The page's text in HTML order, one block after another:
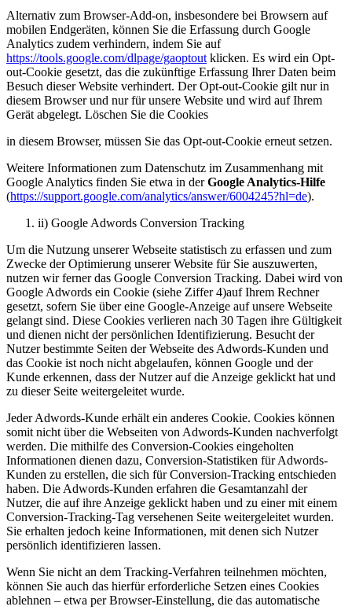
Alternativ zum Browser-Add-on, insbesondere bei Browsern auf
mobilen Endgeräten, können Sie die Erfassung durch Google
Analytics zudem verhindern, indem Sie auf
https://tools.google.com/dlpage/gaoptout klicken. Es wird ein Opt-
out-Cookie gesetzt, das die zukünftige Erfassung Ihrer Daten beim
Besuch dieser Website verhindert. Der Opt-out-Cookie gilt nur in
diesem Browser und nur für unsere Website und wird auf Ihrem
Gerät abgelegt. Löschen Sie die Cookies
in diesem Browser, müssen Sie das Opt-out-Cookie erneut setzen.
Weitere Informationen zum Datenschutz im Zusammenhang mit
Google Analytics finden Sie etwa in derGoogle Analytics-Hilfe
(https://support.google.com/analytics/answer/6004245?hl=de).
ii) Google Adwords Conversion Tracking
Um die Nutzung unserer Webseite statistisch zu erfassen und zum
Zwecke der Optimierung unserer Website für Sie auszuwerten,
nutzen wir ferner das Google Conversion Tracking. Dabei wird von
Google Adwords ein Cookie (siehe Ziffer 4)auf Ihrem Rechner
gesetzt, sofern Sie über eine Google-Anzeige auf unsere Webseite
gelangt sind. Diese Cookies verlieren nach 30 Tagen ihre Gültigkeit
und dienen nicht der persönlichen Identifizierung. Besucht der
Nutzer bestimmte Seiten der Webseite des Adwords-Kunden und
das Cookie ist noch nicht abgelaufen, können Google und der
Kunde erkennen, dass der Nutzer auf die Anzeige geklickt hat und
zu dieser Seite weitergeleitet wurde.
Jeder Adwords-Kunde erhält ein anderes Cookie. Cookies können
somit nicht über die Webseiten von Adwords-Kunden nachverfolgt
werden. Die mithilfe des Conversion-Cookies eingeholten
Informationen dienen dazu, Conversion-Statistiken für Adwords-
Kunden zu erstellen, die sich für Conversion-Tracking entschieden
haben. Die Adwords-Kunden erfahren die Gesamtanzahl der
Nutzer, die auf ihre Anzeige geklickt haben und zu einer mit einem
Conversion-Tracking-Tag versehenen Seite weitergeleitet wurden.
Sie erhalten jedoch keine Informationen, mit denen sich Nutzer
persönlich identifizieren lassen.
Wenn Sie nicht an dem Tracking-Verfahren teilnehmen möchten,
können Sie auch das hierfür erforderliche Setzen eines Cookies
ablehnen – etwa per Browser-Einstellung, die das automatische